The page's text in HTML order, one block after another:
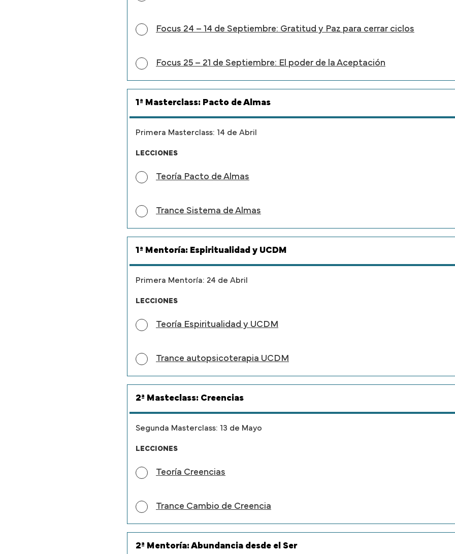
Focus 24 – 14 de Septiembre: Gratitud y Paz para cerrar ciclos
Focus 25 – 21 de Septiembre: El poder de la Aceptación
1ª Masterclass: Pacto de Almas
Primera Masterclass: 14 de Abril
LECCIONES
Teoría Pacto de Almas
Trance Sistema de Almas
1ª Mentoría: Espiritualidad y UCDM
Primera Mentoría: 24 de Abril
LECCIONES
Teoría Espiritualidad y UCDM
Trance autopsicoterapia UCDM
2ª Masteclass: Creencias
Segunda Masterclass: 13 de Mayo
LECCIONES
Teoría Creencias
Trance Cambio de Creencia
2ª Mentoría: Abundancia desde el Ser